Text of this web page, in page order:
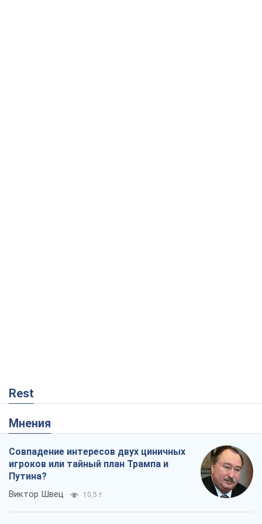
Rest
Мнения
Совпадение интересов двух циничных
игроков или тайный план Трампа и
Путина?
Виктор Швец 10,5 т.